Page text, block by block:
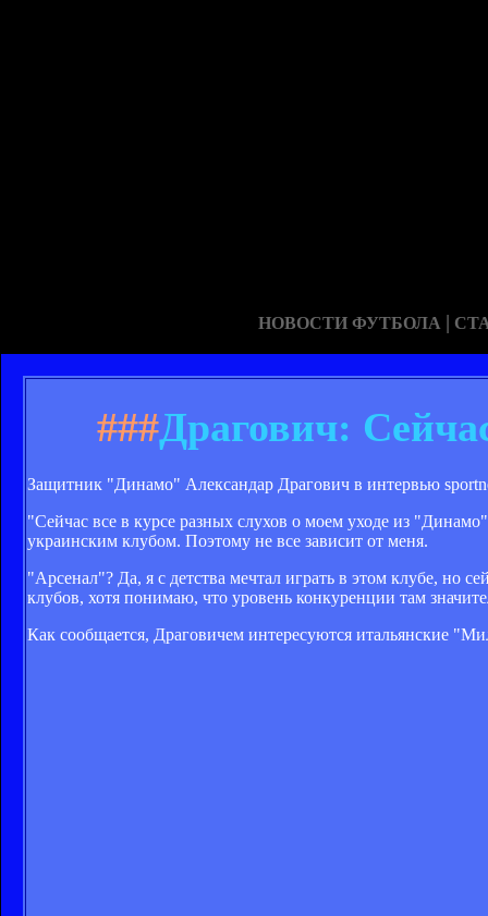
НОВОСТИ ФУТБОЛА |
###Драгович:
Защитник "Динамо" Александар Драгович в интервью
"Сейчас все в курсе разных слухов о моем уходе из
украинским клубом. Поэтому не все зависит от меня.
"Арсенал"? Да, я с детства мечтал играть в этом клубе, но
клубов, хотя понимаю, что уровень конкуренции там
Как сообщается, Драговичем интересуются итальянские